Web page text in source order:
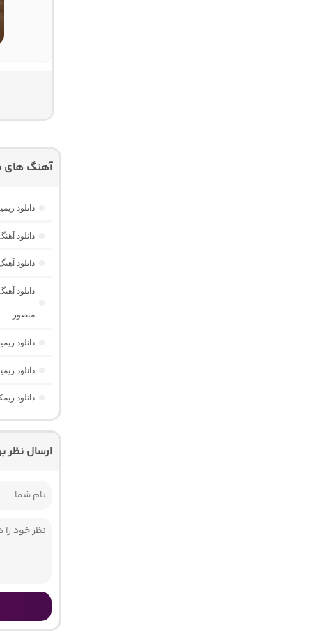
آهنگ های
دانلود
دانلود
دانلود
منصور
دانلود ریمیکس دیپ نایت
دانلود
دانلود
ارسال نظر